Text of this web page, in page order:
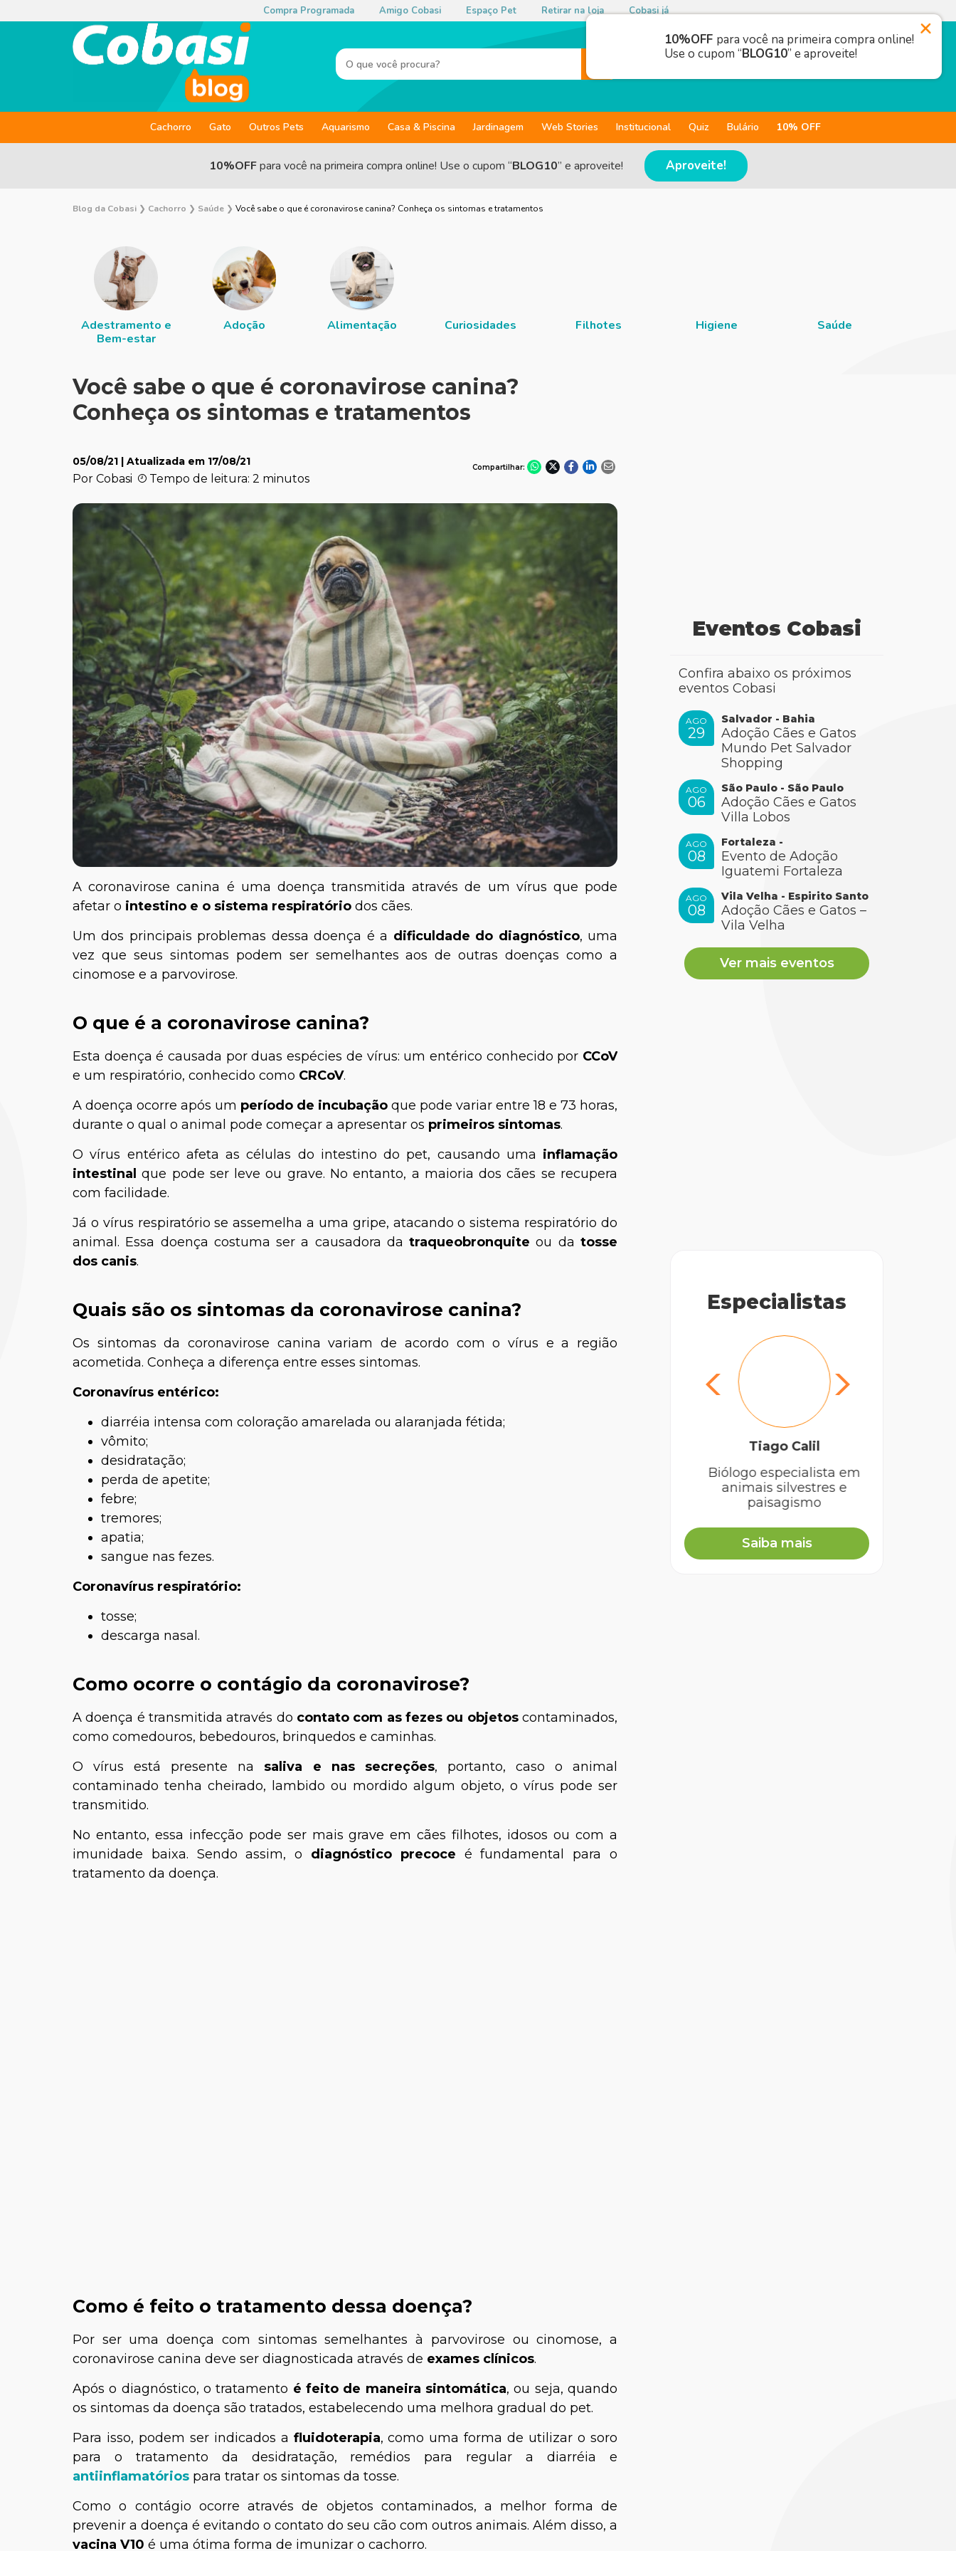
Compra Programada Amigo Cobasi Espaço Pet Retirar na loja Cobasi já
Cachorro Gato Outros Pets Aquarismo Casa & Piscina Jardinagem Web Stories Institucional Quiz Bulário 10% OFF
10%OFFpara você na primeira compra online! Use o cupom “BLOG10” e aproveite! Aproveite!
Blog da Cobasi ❯ Cachorro ❯ Saúde ❯ Você sabe o que é coronavirose canina? Conheça os sintomas e tratamentos
Adestramento e
Bem-estar
Adoção Alimentação Curiosidades Filhotes Higiene Saúde
Você sabe o que é coronavirose canina?
Conheça os sintomas e tratamentos
05/08/21 | Atualizada em 17/08/21
Por Cobasi Tempo de leitura: 2 minutos
Compartilhar:
A coronavirose canina é uma doença transmitida através de um vírus que pode
afetar o intestino e o sistema respiratório dos cães.
Um dos principais problemas dessa doença é a dificuldade do diagnóstico, uma
vez que seus sintomas podem ser semelhantes aos de outras doenças como a
cinomose e a parvovirose.
O que é a coronavirose canina?
Esta doença é causada por duas espécies de vírus: um entérico conhecido por CCoV
e um respiratório, conhecido como CRCoV.
A doença ocorre após um período de incubação que pode variar entre 18 e 73 horas,
durante o qual o animal pode começar a apresentar os primeiros sintomas.
O vírus entérico afeta as células do intestino do pet, causando uma inflamação
intestinalque pode ser leve ou grave. No entanto, a maioria dos cães se recupera
com facilidade.
Já o vírus respiratório se assemelha a uma gripe, atacando o sistema respiratório do
animal. Essa doença costuma ser a causadora da traqueobronquite ou datosse
dos canis.
Quais são os sintomas da coronavirose canina?
Os sintomas da coronavirose canina variam de acordo com o vírus e a região
acometida. Conheça a diferença entre esses sintomas.
Coronavírus entérico:
diarréia intensa com coloração amarelada ou alaranjada fétida;
vômito;
desidratação;
perda de apetite;
febre;
tremores;
apatia;
sangue nas fezes.
Coronavírus respiratório:
tosse;
descarga nasal.
Como ocorre o contágio da coronavirose?
A doença é transmitida através do contato com as fezes ou objetos contaminados,
como comedouros, bebedouros, brinquedos e caminhas.
O vírus está presente na
saliva e nas secreções, portanto, caso o animal
contaminado tenha cheirado, lambido ou mordido algum objeto, o vírus pode ser
transmitido.
No entanto, essa infecção pode ser mais grave em cães filhotes, idosos ou com a
imunidade baixa. Sendo assim, o diagnóstico precoce é fundamental para o
tratamento da doença.
Como é feito o tratamento dessa doença?
Por ser uma doença com sintomas semelhantes à parvovirose ou cinomose, a
coronavirose canina deve ser diagnosticada através de exames clínicos.
Após o diagnóstico, o tratamento é feito de maneira sintomática, ou seja, quando
os sintomas da doença são tratados, estabelecendo uma melhora gradual do pet.
Para isso, podem ser indicados a fluidoterapia, como uma forma de utilizar o soro
para o tratamento da desidratação, remédios para regular a diarréia e
antiinflamatórios para tratar os sintomas da tosse.
Como o contágio ocorre através de objetos contaminados, a melhor forma de
prevenir a doença é evitando o contato do seu cão com outros animais. Além disso, a
vacina V10 é uma ótima forma de imunizar o cachorro.
Eventos Cobasi
Confira abaixo os próximos
eventos Cobasi
AGO
29
Salvador - Bahia
Adoção Cães e Gatos
Mundo Pet Salvador
Shopping
AGO
06
São Paulo - São Paulo
Adoção Cães e Gatos
Villa Lobos
AGO
08
Fortaleza -
Evento de Adoção
Iguatemi Fortaleza
AGO
08
Vila Velha - Espirito Santo
Adoção Cães e Gatos –
Vila Velha
Ver mais eventos
Especialistas
Tiago Calil
Biólogo especialista em
animais silvestres e
paisagismo
Saiba mais
10%OFF para você na primeira compra online!
Use o cupom “BLOG10” e aproveite!